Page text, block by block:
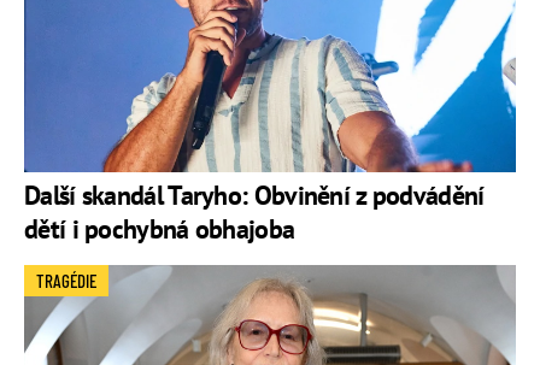
Další skandál Taryho: Obvinění z podvádění
dětí i pochybná obhajoba
TRAGÉDIE